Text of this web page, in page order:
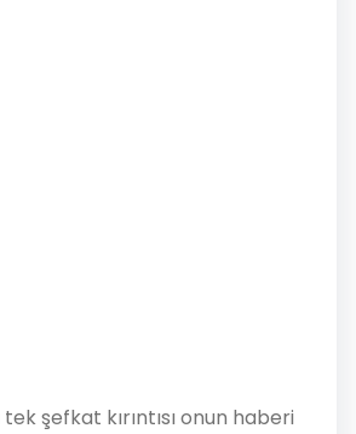
şefkat kırıntısı onun haberi